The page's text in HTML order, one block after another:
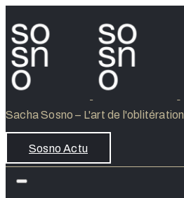
Sacha Sosno – L'art de l'oblitération
Sosno Actu